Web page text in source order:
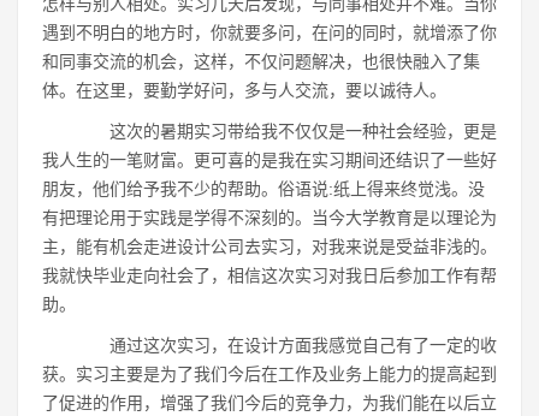
遇到不明白的地方时，你就要多问，在问的同时，就增添了你
和同事交流的机会，这样，不仅问题解决，也很快融入了集
体。在这里，要勤学好问，多与人交流，要以诚待人。
这次的暑期实习带给我不仅仅是一种社会经验，更是
我人生的一笔财富。更可喜的是我在实习期间还结识了一些好
朋友，他们给予我不少的帮助。俗语说:纸上得来终觉浅。没
有把理论用于实践是学得不深刻的。当今大学教育是以理论为
主，能有机会走进设计公司去实习，对我来说是受益非浅的。
我就快毕业走向社会了，相信这次实习对我日后参加工作有帮
助。
通过这次实习，在设计方面我感觉自己有了一定的收
获。实习主要是为了我们今后在工作及业务上能力的提高起到
了促进的作用，增强了我们今后的竞争力，为我们能在以后立